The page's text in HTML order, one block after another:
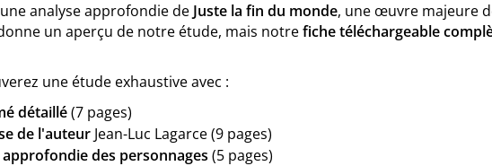
analyse approfondie de Juste la fin du monde, une œuvre majeure
un aperçu de notre étude, mais notrefiche téléchargeable
une étude exhaustive avec :
détaillé(7 pages)
de l'auteur Jean-Luc Lagarce (9 pages)
approfondie des personnages (5 pages)